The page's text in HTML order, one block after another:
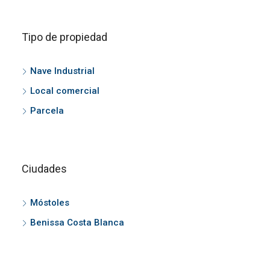
Tipo de propiedad
Nave Industrial
Local comercial
Parcela
Ciudades
Móstoles
Benissa Costa Blanca